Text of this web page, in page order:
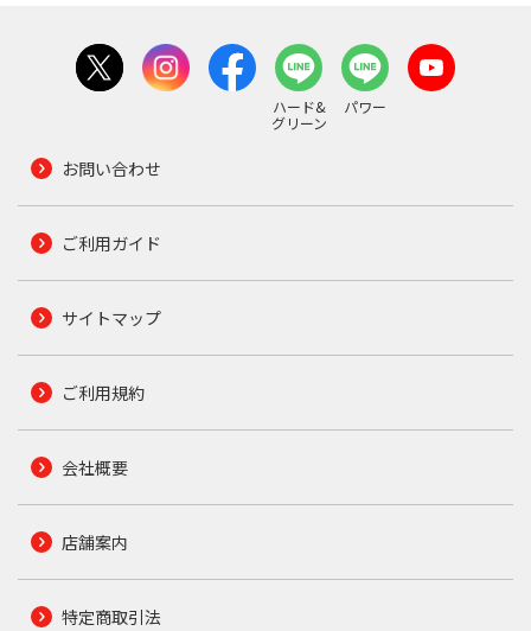
ハード&
グリーン
パワー
お問い合わせ
ご利用ガイド
サイトマップ
ご利用規約
会社概要
店舗案内
特定商取引法